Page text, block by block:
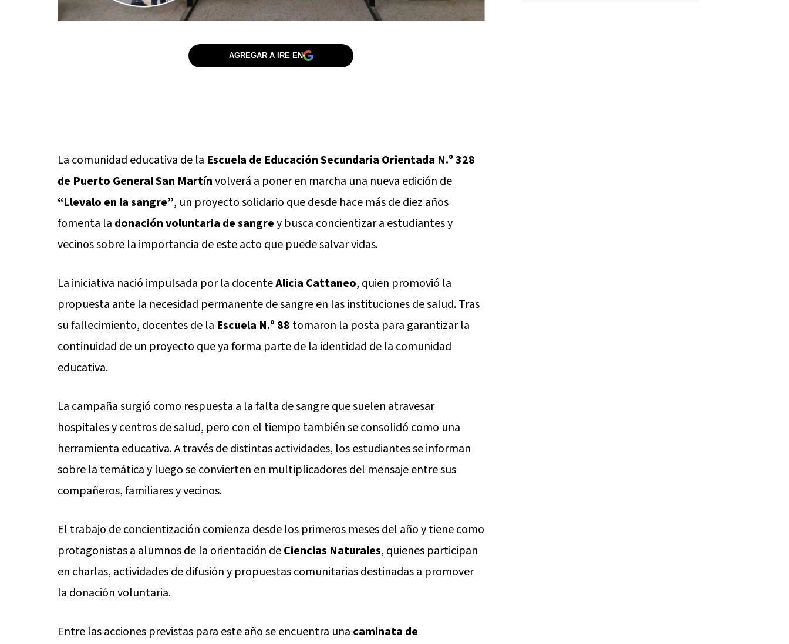
AGREGAR A IRE EN
La comunidad educativa de la Escuela de Educación Secundaria Orientada N.º 328
de Puerto General San Martínvolverá a poner en marcha una nueva edición de
“Llevalo en la sangre”, un proyecto solidario que desde hace más de diez años
fomenta la donación voluntaria de sangrey busca concientizar a estudiantes y
vecinos sobre la importancia de este acto que puede salvar vidas.
La iniciativa nació impulsada por la docenteAlicia Cattaneo, quien promovió la
propuesta ante la necesidad permanente de sangre en las instituciones de salud. Tras
su fallecimiento, docentes de la Escuela N.º 88 tomaron la posta para garantizar la
continuidad de un proyecto que ya forma parte de la identidad de la comunidad
educativa.
La campaña surgió como respuesta a la falta de sangre que suelen atravesar
hospitales y centros de salud, pero con el tiempo también se consolidó como una
herramienta educativa. A través de distintas actividades, los estudiantes se informan
sobre la temática y luego se convierten en multiplicadores del mensaje entre sus
compañeros, familiares y vecinos.
El trabajo de concientización comienza desde los primeros meses del año y tiene como
protagonistas a alumnos de la orientación deCiencias Naturales, quienes participan
en charlas, actividades de difusión y propuestas comunitarias destinadas a promover
la donación voluntaria.
Entre las acciones previstas para este año se encuentra una caminata de